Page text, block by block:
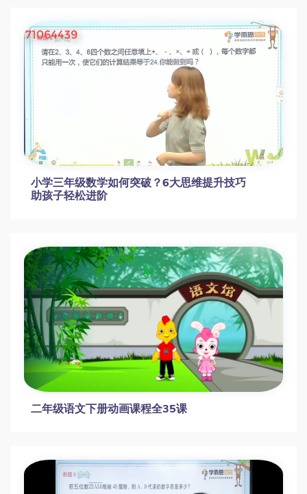
小学三年级数学如何突破？6大思维提升技巧
助孩子轻松进阶
二年级语文下册动画课程全35课